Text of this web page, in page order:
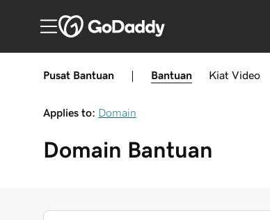
Pusat Bantuan Bantuan Kiat Video
Applies to: Domain
Domain Bantuan